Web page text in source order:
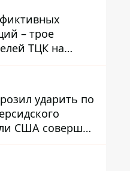
– трое
ТЦК на
за
ударить по
США совершат
атаку - Reuters